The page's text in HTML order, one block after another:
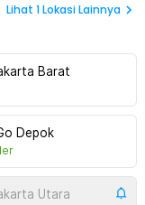
Lihat 1Lokasi Lainnya
Barat
Depok
Utara